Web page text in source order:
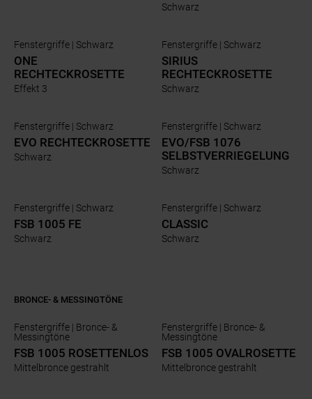
Schwarz
Fenstergriffe | Schwarz
ONE
RECHTECKROSETTE
Effekt 3
Fenstergriffe | Schwarz
SIRIUS
RECHTECKROSETTE
Schwarz
Fenstergriffe | Schwarz
EVO RECHTECKROSETTE
Schwarz
Fenstergriffe | Schwarz
EVO/FSB 1076
SELBSTVERRIEGELUNG
Schwarz
Fenstergriffe | Schwarz
FSB 1005 FE
Schwarz
Fenstergriffe | Schwarz
CLASSIC
Schwarz
BRONCE- & MESSINGTÖNE
Fenstergriffe | Bronce- &
Messingtöne
FSB 1005 ROSETTENLOS
Mittelbronce gestrahlt
Fenstergriffe | Bronce- &
Messingtöne
FSB 1005 OVALROSETTE
Mittelbronce gestrahlt